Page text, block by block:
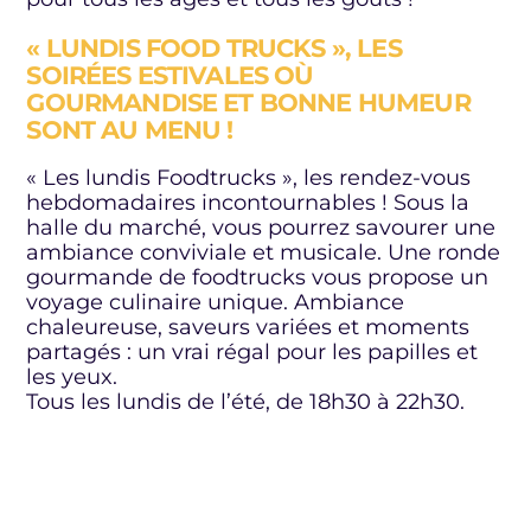
« LUNDIS FOOD TRUCKS », LES
SOIRÉES ESTIVALES OÙ
GOURMANDISE ET BONNE HUMEUR
SONT AU MENU !
« Les lundis Foodtrucks », les rendez-vous
hebdomadaires incontournables ! Sous la
halle du marché, vous pourrez savourer une
ambiance conviviale et musicale. Une ronde
gourmande de foodtrucks vous propose un
voyage culinaire unique. Ambiance
chaleureuse, saveurs variées et moments
partagés : un vrai régal pour les papilles et
les yeux.
Tous les lundis de l’été, de 18h30 à 22h30.